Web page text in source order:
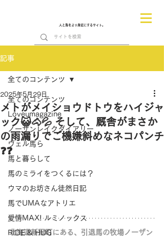
人と馬をより身近にするサイト。
記事
全てのコンテンツ
Loveumagazine
ノーザンレイクダイアリー
ヴェル馬ら
馬と暮らして
馬のミライをつくるには？
ウマのお坊さん徒然日記
馬でUMAなアトリエ
愛情MAX! ルミノックス
RIDE & HUG
全てのコンテンツ
メトがメイショウドトウをハイジャ
ック😺🐴💦 そして、厩舎がまさか
の雨漏りでご機嫌斜めなネコパンチ
❓❓
2025年5月29日
北海道新冠町にある、引退馬の牧場ノーザン